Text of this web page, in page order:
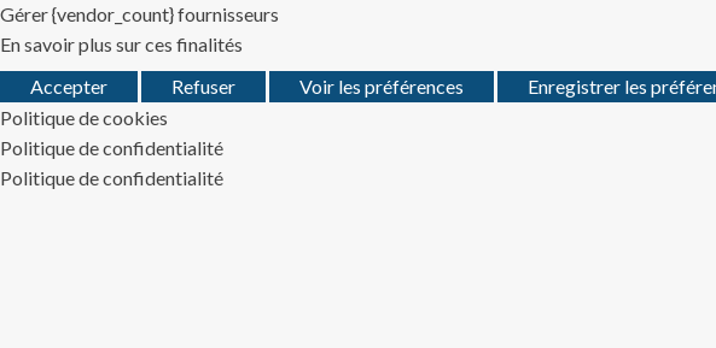
Gérer {vendor_count} fournisseurs
En savoir plus sur ces finalités
Accepter
Refuser Voir les préférences Enregistrer les
Politique de cookies
Politique de confidentialité
Politique de confidentialité